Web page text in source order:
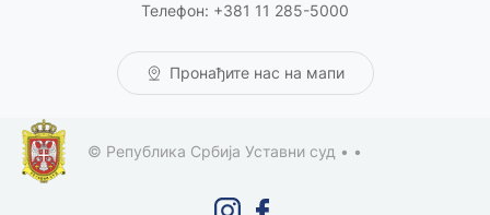
Телефон: +381 11 285-5000
Пронађите нас на мапи
© Република Србија Уставни суд • •